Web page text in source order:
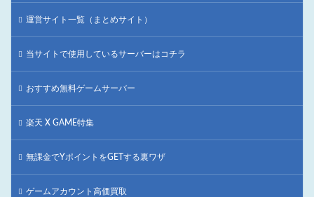
運営サイト一覧（まとめサイト）
当サイトで使用しているサーバーはコチラ
おすすめ無料ゲームサーバー
楽天 X GAME特集
無課金でYポイントをGETする裏ワザ
ゲームアカウント高価買取